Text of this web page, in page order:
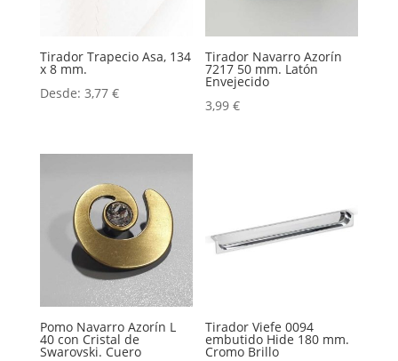
Tirador Trapecio Asa, 134
x 8 mm.
Desde: 3,77 €
Tirador Navarro Azorín
7217 50 mm. Latón
Envejecido
3,99€
Pomo Navarro Azorín L
40 con Cristal de
Swarovski. Cuero
Tirador Viefe 0094
embutido Hide 180 mm.
Cromo Brillo